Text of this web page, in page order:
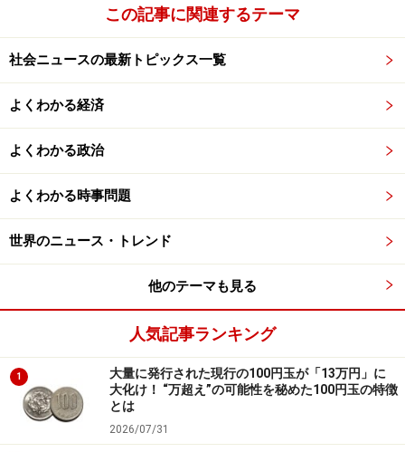
らがリーダーを持たない「頭」となる人物はいないとい
う意味だそうです。
この記事に関連するテーマ
社会ニュースの最新トピックス一覧
よくわかる経済
よくわかる政治
よくわかる時事問題
世界のニュース・トレンド
他のテーマも見る
人気記事ランキング
1
大量に発行された現行の100円玉が「13万円」に
大化け！ “万超え”の可能性を秘めた100円玉の特徴
とは
2026/07/31